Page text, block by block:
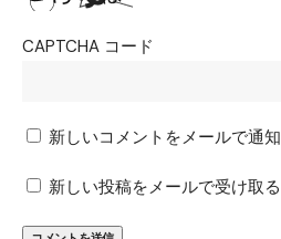
CAPTCHA コード
新しいコメントをメールで通知
新しい投稿をメールで受け取る